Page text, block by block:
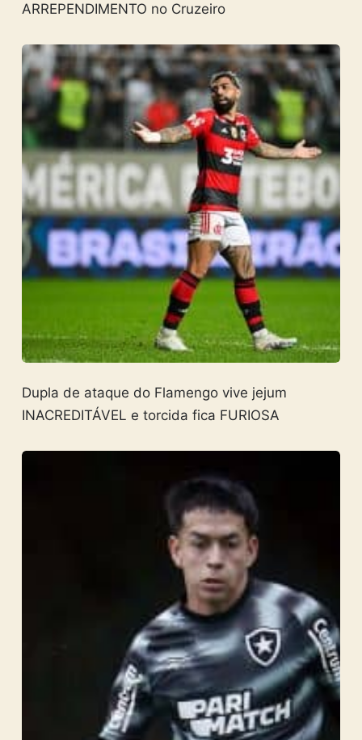
ARREPENDIMENTO no Cruzeiro
Dupla de ataque do Flamengo vive jejum
INACREDITÁVEL e torcida fica FURIOSA